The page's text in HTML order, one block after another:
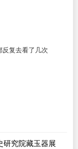
复去看了几次
研究院藏玉器展